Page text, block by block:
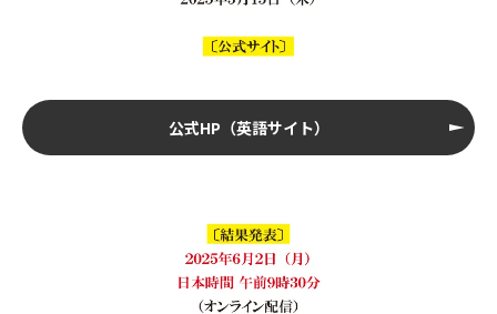
公式HP（英語サイト）